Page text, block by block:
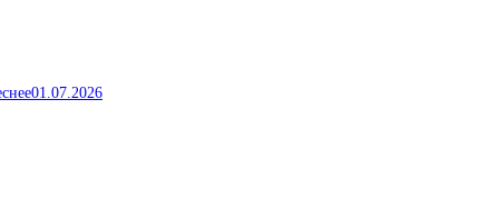
01.07.2026